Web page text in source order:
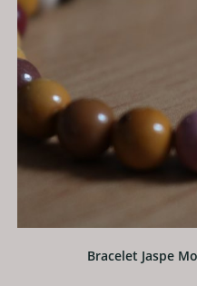
Bracelet Jaspe